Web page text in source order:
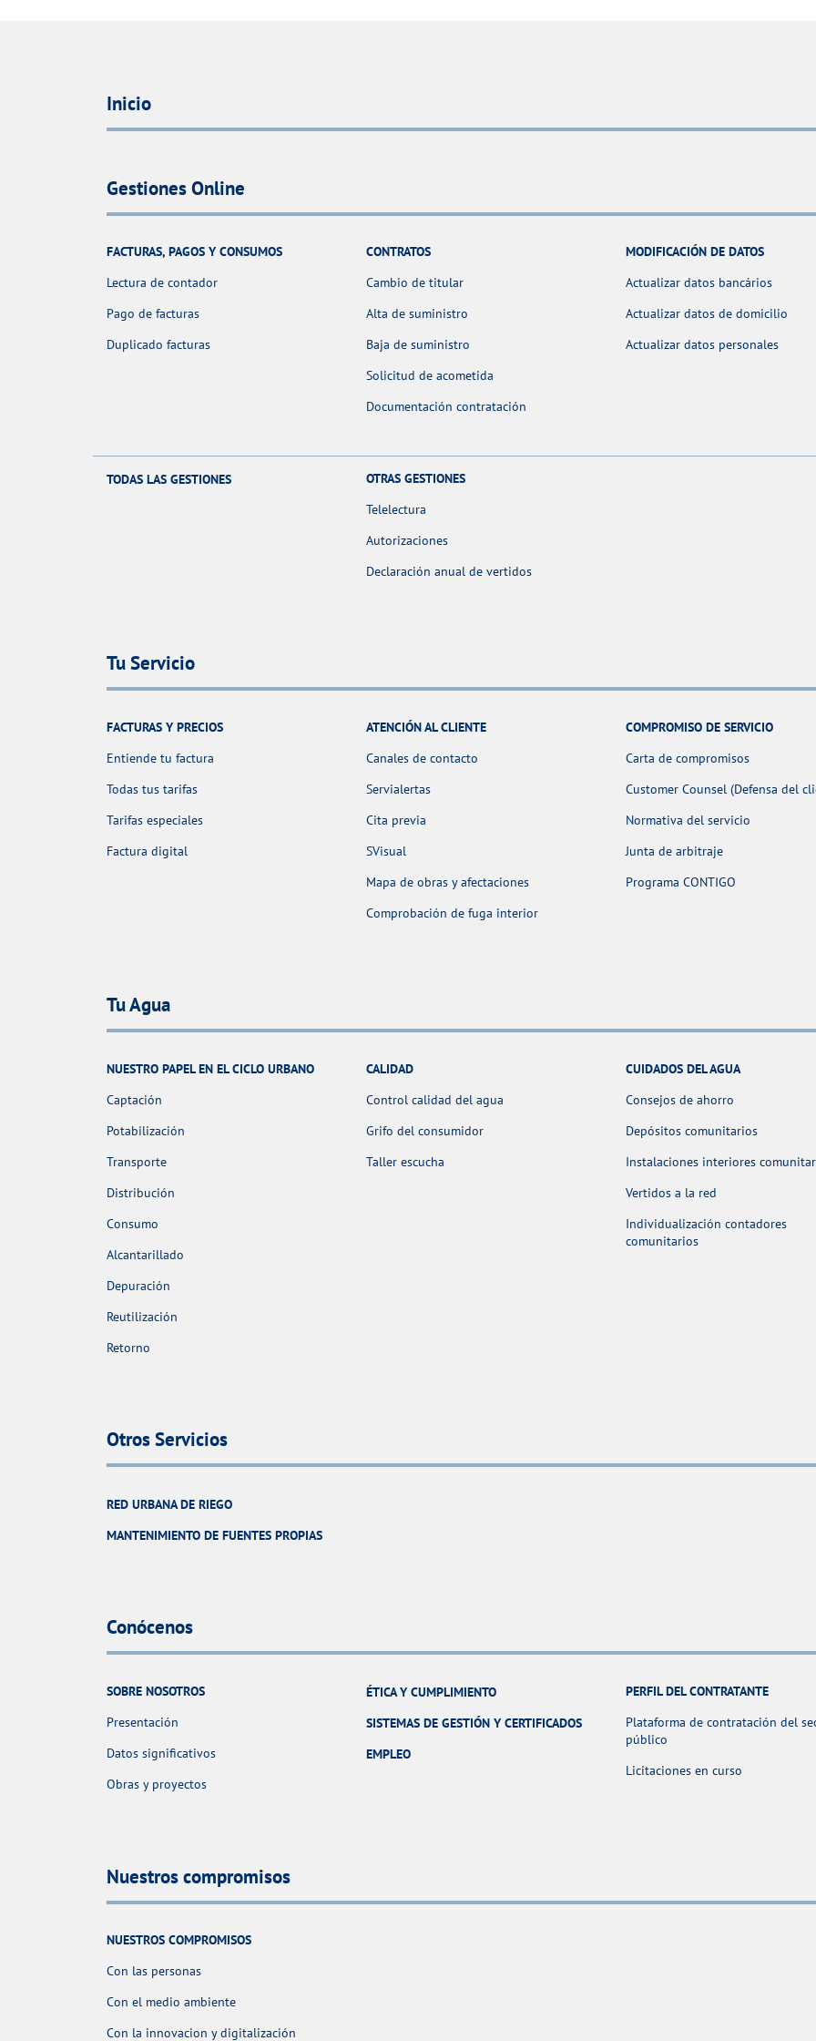
Inicio
Gestiones Online
FACTURAS, PAGOS Y CONSUMOS
Lectura de contador
Pago de facturas
Duplicado facturas
CONTRATOS
Cambio de titular
Alta de suministro
Baja de suministro
Solicitud de acometida
Documentación contratación
MODIFICACIÓN DE DATOS
Actualizar datos bancários
Actualizar datos de domicilio
Actualizar datos personales
TODAS LAS GESTIONES
OTRAS GESTIONES
Telelectura
Autorizaciones
Declaración anual de vertidos
Tu Servicio
FACTURAS Y PRECIOS
Entiende tu factura
Todas tus tarifas
Tarifas especiales
Factura digital
ATENCIÓN AL CLIENTE
Canales de contacto
Servialertas
Cita previa
SVisual
Mapa de obras y afectaciones
Comprobación de fuga interior
COMPROMISO DE SERVICIO
Carta de compromisos
Customer Counsel (Defensa del
Normativa del servicio
Junta de arbitraje
Programa CONTIGO
Tu Agua
NUESTRO PAPEL EN EL CICLO URBANO
Captación
Potabilización
Transporte
Distribución
Consumo
Alcantarillado
Depuración
Reutilización
Retorno
CALIDAD
Control calidad del agua
Grifo del consumidor
Taller escucha
CUIDADOS DEL AGUA
Consejos de ahorro
Depósitos comunitarios
Instalaciones interiores
Vertidos a la red
Individualización contadores
comunitarios
Otros Servicios
RED URBANA DE RIEGO
MANTENIMIENTO DE FUENTES PROPIAS
Conócenos
SOBRE NOSOTROS
Presentación
Datos significativos
Obras y proyectos
ÉTICA Y CUMPLIMIENTO
SISTEMAS DE GESTIÓN Y CERTIFICADOS
EMPLEO
PERFIL DEL CONTRATANTE
Plataforma de contratación del
público
Licitaciones en curso
Nuestros compromisos
NUESTROS COMPROMISOS
Con las personas
Con el medio ambiente
Con la innovacion y digitalización